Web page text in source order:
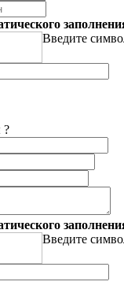
Введите
?
Введите